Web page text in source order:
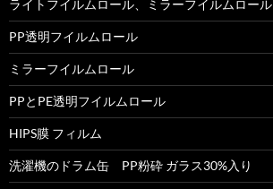
ライトフイルムロール、ミラーフイルムロール
PP透明フイルムロール
ミラーフイルムロール
PPとPE透明フイルムロール
HIPS膜 フィルム
洗濯機のドラム缶 PP粉砕 ガラス30%入り